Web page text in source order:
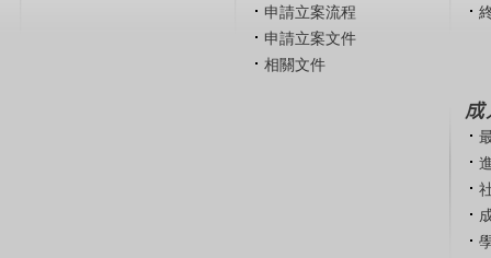
申請立案流程
申請立案文件
相關文件